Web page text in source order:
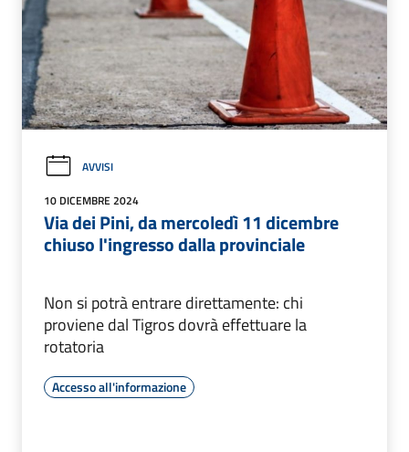
AVVISI
10 DICEMBRE 2024
Via dei Pini, da mercoledì 11 dicembre
chiuso l'ingresso dalla provinciale
Non si potrà entrare direttamente: chi
proviene dal Tigros dovrà effettuare la
rotatoria
Accesso all'informazione